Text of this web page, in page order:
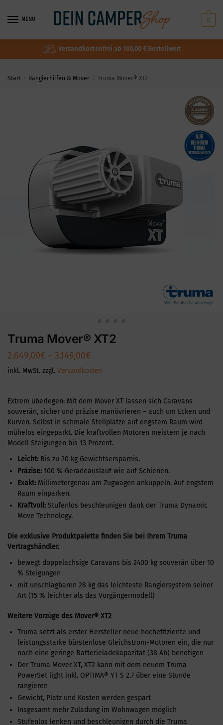
MENU 0
Versandkostenfrei ab 100,00 € Bestellwert
Start Rangierhilfen & Mover Truma Mover® XT2
Truma Mover® XT2
2.649,00€ – 3.149,00€
inkl. MwSt. zzgl. Versandkosten
Extrem überlegen: Mit dem Mover XT lassen sich Caravans
souverän, sicher und präzise manövrieren – auch um Ecken und
Kurven. Selbst in schmale Stellplätze auf engstem Raum wird
mühelos eingeparkt. Die kraftvollen Motoren meistern je nach
Modell Steigungen bis 13 Prozent.
Leicht: Bis zu 20 kg Gewichtsersparnis.
Präzise: 100 % Geradeauslauf wie auf Schienen.
Exakt: Millimetergenau am Zugwagen ankuppeln. Auf engstem
Raum einparken.
Kraftvoll: Stufenlos beschleunigen dank der Truma Dynamic
Move Technology.
Die exklusive Produktpalette finden Sie bei Ihrem Truma
Vertragshändler.
bewegt doppelachsige Caravans bis 2400 kg souverän über 10
% Steigungen
mit unschlagbaren 28 kg das leichteste Rangier­system seiner
Art (15 % leichter als das Vorgängermodell)
Weitere Vorzüge des Mover® XT2
Truma setzt als erster Hersteller neue hocheffiziente und
leistungsstarke bürstenlose Gleichstrom-Motoren ein, die nur
noch eine geringe Batterieladekapazität (38 Ah) benötigen
Der Truma Mover XT, XT2 kann mit dem neuem Truma
PowerSet light inkl. OPTIMA® YT S 2.7 über eine Stunde
rangieren
Gewicht, Platz und Kosten werden gespart
Insgesamt mehr Zuladung im Wohnwagen möglich
Stufenlos lenken und beschleunigen durch die Truma